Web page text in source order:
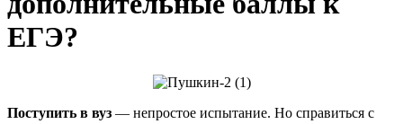
ЕГЭ?
Поступить в вуз — непростое испытание. Но справиться с